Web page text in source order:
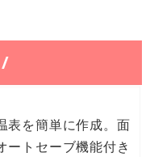
表を簡単に作成。面
ートセーブ機能付き